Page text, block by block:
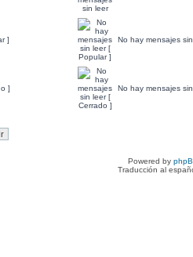
] No hay mensajes
] No hay mensajes
Powered by
Traducción al